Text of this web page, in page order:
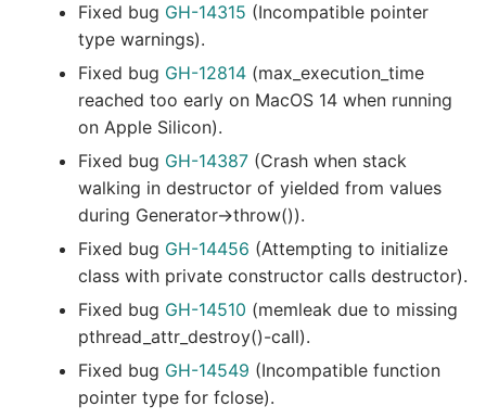
Fixed bug GH-14315 (Incompatible pointer
type warnings).
Fixed bug GH-12814 (max_execution_time
reached too early on MacOS 14 when running
on Apple Silicon).
Fixed bug GH-14387 (Crash when stack
walking in destructor of yielded from values
during Generator->throw()).
Fixed bug GH-14456 (Attempting to initialize
class with private constructor calls destructor).
Fixed bug GH-14510 (memleak due to missing
pthread_attr_destroy()-call).
Fixed bug GH-14549 (Incompatible function
pointer type for fclose).